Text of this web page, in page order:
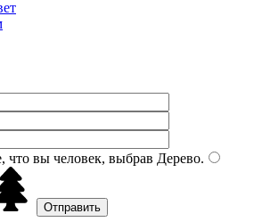
что вы человек, выбрав Дерево.